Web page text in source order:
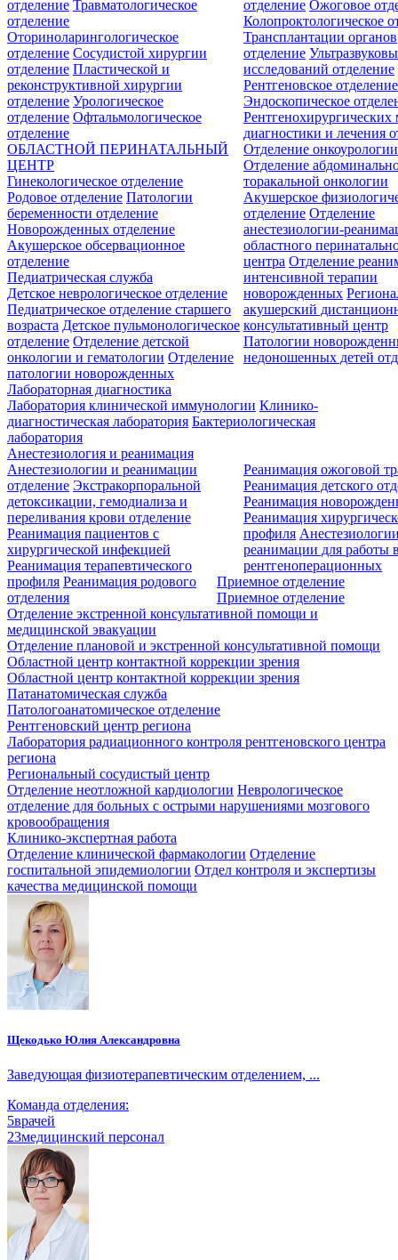
отделение Травматологическое
отделение
Оториноларингологическое
отделение Сосудистой хирургии
отделение Пластической и
реконструктивной хирургии
отделение Урологическое
отделение Офтальмологическое
отделение
отделение Ожоговое
Колопроктологическое
Трансплантации органов
отделение
исследований отделение
Рентгеновское отделение
Эндоскопическое
Рентгенохирургических
диагностики и лечения
Отделение онкоурологии
Отделение
торакальной онкологии
ОБЛАСТНОЙ ПЕРИНАТАЛЬНЫЙ
ЦЕНТР
Гинекологическое отделение
Родовое отделение Патологии
беременности отделение
Новорожденных отделение
Акушерское обсервационное
отделение
Акушерское
отделение Отделение
анестезиологии-
областного
центра Отделение
интенсивной терапии
новорожденных
акушерский
консультативный центр
Патологии
недоношенных детей
Педиатрическая служба
Детское неврологическое отделение
Педиатрическое отделение старшего
возраста Детское пульмонологическое
отделение Отделение детской
онкологии и гематологии Отделение
патологии новорожденных
Лабораторная диагностика
Лаборатория клинической иммунологии Клинико-
диагностическая лаборатория Бактериологическая
лаборатория
Анестезиология и реанимация
Анестезиологии и реанимации
отделение Экстракорпоральной
детоксикации, гемодиализа и
переливания крови отделение
Реанимация пациентов с
хирургической инфекцией
Реанимация терапевтического
профиля Реанимация родового
отделения
Реанимация ожоговой
Реанимация детского
Реанимация
Реанимация
профиля
реанимации для работы
рентгеноперационных
Приемное отделение
Приемное отделение
Отделение экстренной консультативной помощи и
медицинской эвакуации
Отделение плановой и экстренной консультативной помощи
Областной центр контактной коррекции зрения
Областной центр контактной коррекции зрения
Патанатомическая служба
Патологоанатомическое отделение
Рентгеновский центр региона
Лаборатория радиационного контроля рентгеновского центра
региона
Региональный сосудистый центр
Отделение неотложной кардиологии Неврологическое
отделение для больных с острыми нарушениями мозгового
кровообращения
Клинико-экспертная работа
Отделение клинической фармакологии Отделение
госпитальной эпидемиологии Отдел контроля и экспертизы
качества медицинской помощи
Щекодько Юлия Александровна
Заведующая физиотерапевтическим отделением, ...
Команда отделения:
5врачей
23медицинский персонал